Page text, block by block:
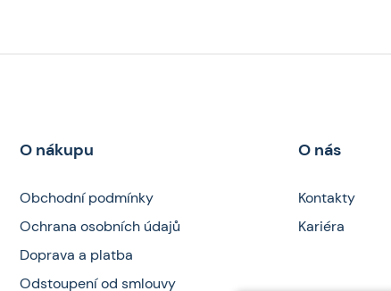
O nákupu
Obchodní podmínky
Ochrana osobních údajů
Doprava a platba
Odstoupení od smlouvy
O nás
Kontakty
Kariéra